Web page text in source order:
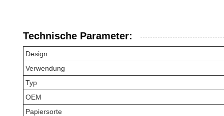
Technische Parameter:
Design
Verwendung
Typ
OEM
Papiersorte